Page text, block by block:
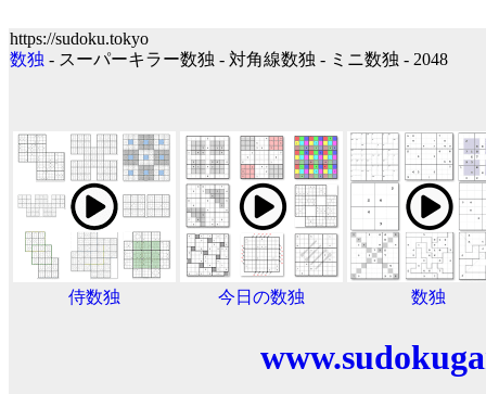
https://sudoku.tokyo
数独 - スーパーキラー数独 - 対角線数独 - ミニ数独 - 2048
侍数独 今日の数独 数独